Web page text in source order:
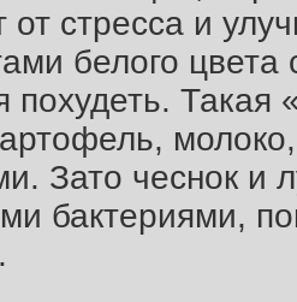
от стресса и
белого
похудеть.
молоко,
Зато чеснок и
бактериями,